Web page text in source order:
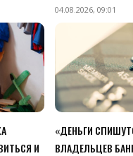
04.08.2026, 09:01
И
«ДЕНЬГИ
ВЛАДЕЛЬЦЕВ